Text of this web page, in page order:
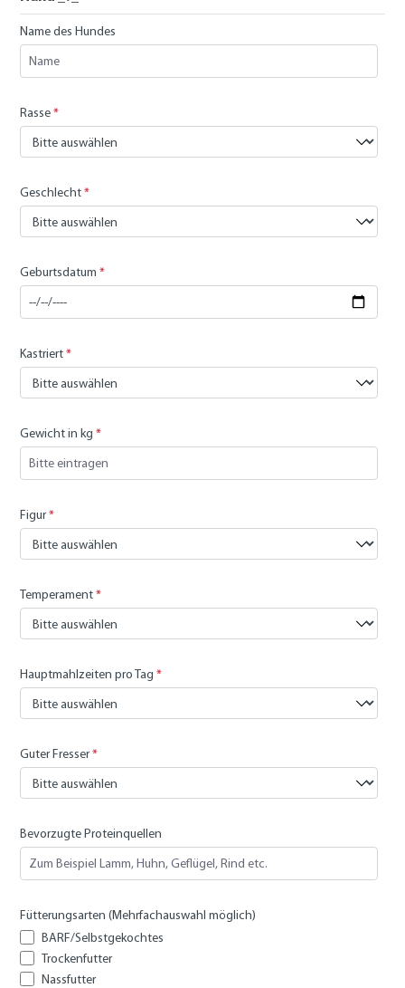
Name des Hundes
Rasse*
Geschlecht*
Geburtsdatum *
Kastriert*
Gewicht in kg *
Figur*
Temperament*
Hauptmahlzeiten pro Tag *
Guter Fresser*
Bevorzugte Proteinquellen
Fütterungsarten (Mehrfachauswahl möglich)
BARF/Selbstgekochtes
Trockenfutter
Nassfutter